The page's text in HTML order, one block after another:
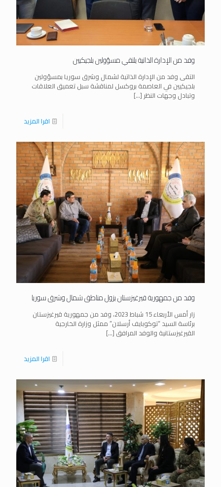
وفد من الإدارة الذاتية يلتقي مسؤولين بلجيكيين
التقى وفد من الإدارة الذاتية لشمال وشرق سوريا بمسؤولين
بلجيكيين في العاصمة بروكسل لمناقشة سبل تعميق العلاقات
وتبادل وجهات النظر […]
اقرا المزيد
وفد من جمهورية قيرغيزستان يزول مناطق شمال وشرق سوريا
زار أمس الأربعاء 15 شباط 2023، وفد من جمهورية قيرغيزستان
برئاسة السيد “توكوبايف أرسلان” ممثل وزارة الخارجية
القيرغيزستانية والوفد المرافق […]
اقرا المزيد